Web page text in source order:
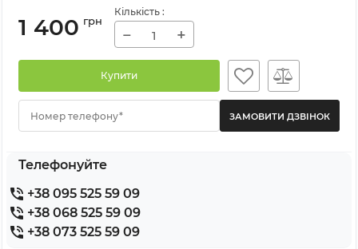
1 400 грн
Кількість :
− +
Купити
Номер телефону*
Телефонуйте
+38 095 525 59 09
+38 068 525 59 09
+38 073 525 59 09